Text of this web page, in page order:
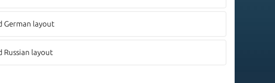
German layout
Russian layout